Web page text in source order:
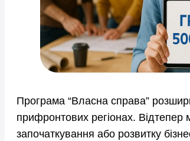
Програма “Власна справа”
прифронтових регіонах.
започаткування або розвитку